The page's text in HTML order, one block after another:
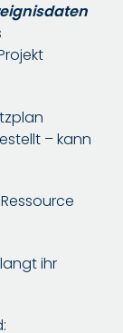
– kann
ihr